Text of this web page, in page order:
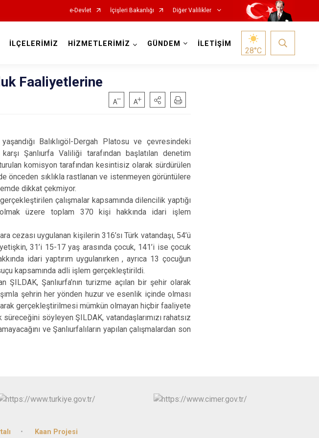
e-Devlet İçişleri Bakanlığı Diğer Valilikler
İLÇELERİMİZ HİZMETLERİMİZ GÜNDEM İLETİŞİM
28°C
Faaliyetlerine
Balıklıgöl-Dergah Platosu ve çevresindeki
Şanlıurfa Valiliği tarafından başlatılan denetim
komisyon tarafından kesintisiz olarak sürdürülen
önceden sıklıkla rastlanan ve istenmeyen görüntülere
dikkat çekmiyor.
çalışmalar kapsamında dilencilik yaptığı
üzere toplam 370 kişi hakkında idari işlem
cezası uygulanan kişilerin 316’sı Türk vatandaşı, 54’ü
31’i 15-17 yaş arasında çocuk, 141’i ise çocuk
idari yaptırım uygulanırken , ayrıca 13 çocuğun
kapsamında adli işlem gerçekleştirildi.
Şanlıurfa’nın turizme açılan bir şehir olarak
şehrin her yönden huzur ve esenlik içinde olması
gerçekleştirilmesi mümkün olmayan hiçbir faaliyete
söyleyen ŞILDAK, vatandaşlarımızı rahatsız
ve Şanlıurfalıların yapılan çalışmalardan son
Kaan Projesi